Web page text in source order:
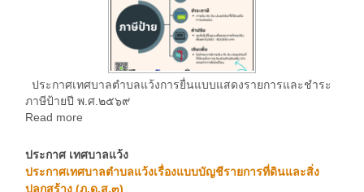
ประกาศเทศบาลตำบลแว้งการยื่นแบบแสดงรายการและชำระ
ภาษีป้ายปี พ.ศ.๒๕๖๙
Read more
ประกาศ เทศบาลแว้ง
ประกาศเทศบาลตำบลแว้งเรื่องแบบบัญชีรายการที่ดินและสิ่ง
ปลูกสร้าง (ภ.ด.ส.๓)